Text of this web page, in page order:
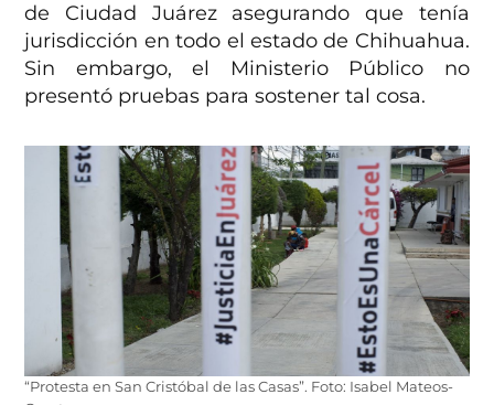
de Ciudad Juárez asegurando que tenía
jurisdicción en todo el estado de Chihuahua.
Sin embargo, el Ministerio Público no
presentó pruebas para sostener tal cosa.
“Protesta en San Cristóbal de las Casas”. Foto: Isabel Mateos-